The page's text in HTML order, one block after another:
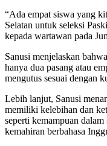
“Ada empat siswa yang
Selatan untuk seleksi
kepada wartawan pada
Sanusi menjelaskan
hanya dua pasang atau
mengutus sesuai dengan
Lebih lanjut, Sanusi
memiliki kelebihan dan
seperti kemampuan
kemahiran berbahasa